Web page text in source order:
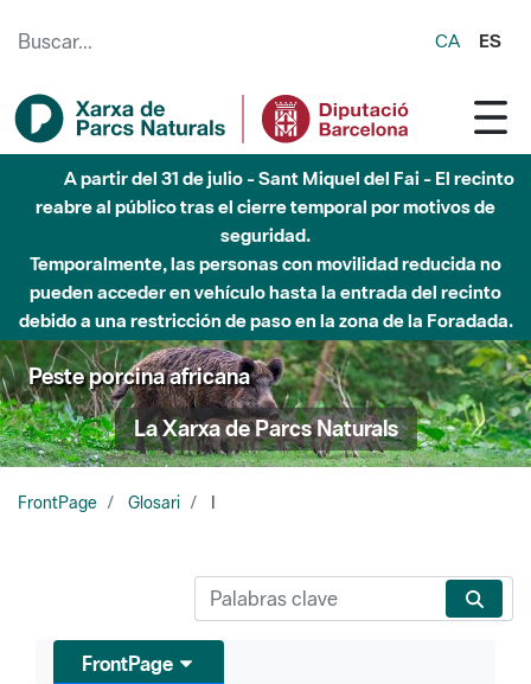
CA ES
A partir del 31 de julio - Sant Miquel del Fai - El recinto
reabre al público tras el cierre temporal por motivos de
seguridad.
Temporalmente, las personas con movilidad reducida no
pueden acceder en vehículo hasta la entrada del recinto
debido a una restricción de paso en la zona de la Foradada.
Peste porcina africana
La Xarxa de Parcs Naturals
FrontPage Glosari
FrontPage